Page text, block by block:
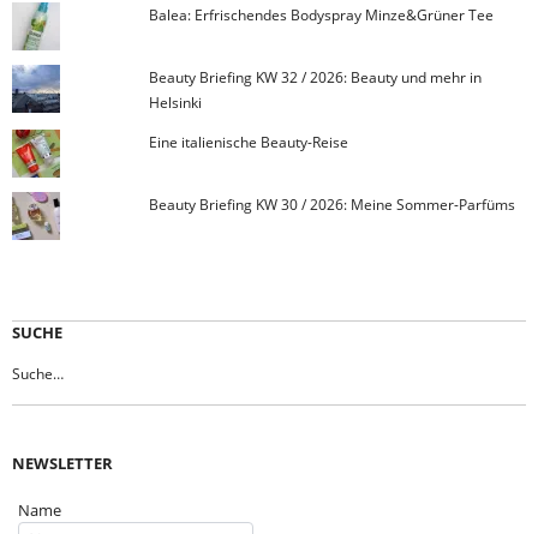
Balea: Erfrischendes Bodyspray Minze&Grüner Tee
Beauty Briefing KW 32 / 2026: Beauty und mehr in
Helsinki
Eine italienische Beauty-Reise
Beauty Briefing KW 30 / 2026: Meine Sommer-Parfüms
SUCHE
NEWSLETTER
Name